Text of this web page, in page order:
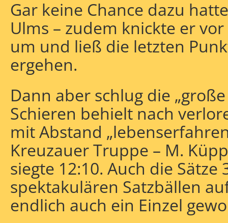
Gar keine Chance dazu
Ulms – zudem knickte er
um und ließ die letzten
ergehen.
Dann aber schlug die
Schieren behielt nach
mit Abstand
Kreuzauer Truppe – M.
siegte 12:10. Auch die
spektakulären Satzbällen
endlich auch ein Einzel